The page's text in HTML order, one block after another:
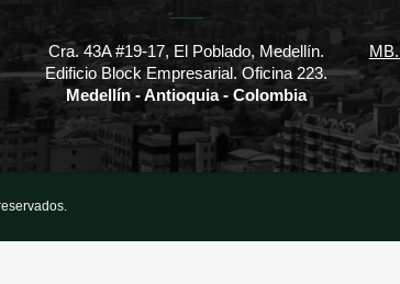
Cra. 43A #19-17, El Poblado, Medellín.
Edificio Block Empresarial. Oficina 223.
Medellín - Antioquia - Colombia